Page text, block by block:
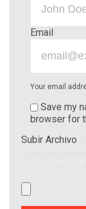
Email
Your email
Save my
browser for
Subir Archivo